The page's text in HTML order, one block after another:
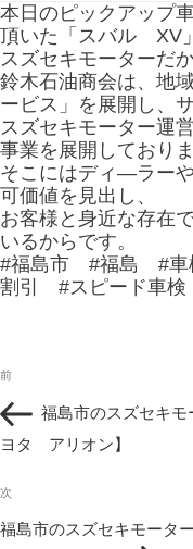
本日のピックアップ
頂いた「スバル XV
スズセキモーターだ
鈴木石油商会は、地
ービス」を展開し、
スズセキモーター運
事業を展開しておりま
そこにはディ―ラー
可価値を見出し、
お客様と身近な存在
いるからです。
#福島市 #福島 #
割引 #スピード車
稿
ナ
ビ
ゲ
シ
ョ
ン
過
の
投
前
福島市のスズセキモ
ヨタ アリオン】
次
投
次
福島市のスズセキモータ